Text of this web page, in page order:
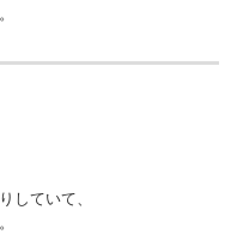
していて、